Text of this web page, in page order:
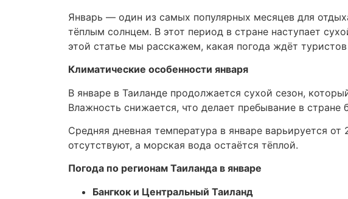
Январь — один из самых популярных месяцев для
тёплым солнцем. В этот период в стране наступает
этой статье мы расскажем, какая погода ждёт
Климатические особенности января
В январе в Таиланде продолжается сухой сезон,
Влажность снижается, что делает пребывание в стране
Средняя дневная температура в январе варьируется
отсутствуют, а морская вода остаётся тёплой.
Погода по регионам Таиланда в январе
Бангкок и Центральный Таиланд